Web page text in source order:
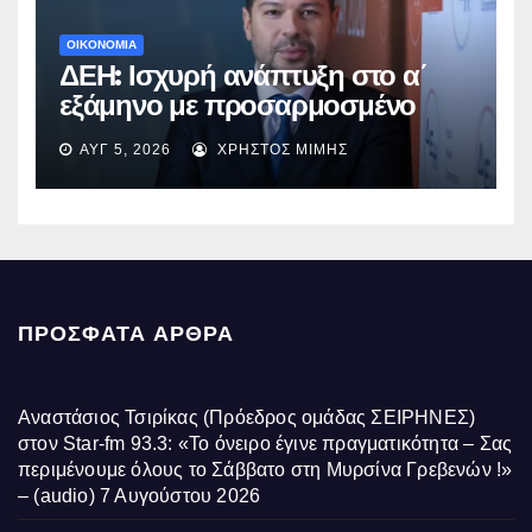
ΟΙΚΟΝΟΜΙΑ
ΔΕΗ: Ισχυρή ανάπτυξη στο α΄
εξάμηνο με προσαρμοσμένο
EBITDA στα €1,2 δισ.
ΑΥΓ 5, 2026 ΧΡΉΣΤΟΣ ΜΊΜΗΣ
ΠΡΌΣΦΑΤΑ ΆΡΘΡΑ
Αναστάσιος Τσιρίκας (Πρόεδρος ομάδας ΣΕΙΡΗΝΕΣ)
στον Star-fm 93.3: «Το όνειρο έγινε πραγματικότητα – Σας
περιμένουμε όλους το Σάββατο στη Μυρσίνα Γρεβενών !»
– (audio) 7 Αυγούστου 2026